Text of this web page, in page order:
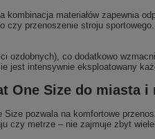
materiałów zapewnia
przenoszenie stroju
ozdobnych), co dodatkowo
jest intensywnie eksploatowany
One Size do miasta i
pozwala na komfortowe
czy metrze – nie zajmuje zbyt